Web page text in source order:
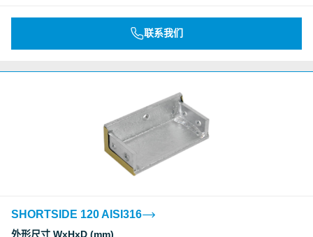
联系我们
SHORTSIDE 120 AISI316
外形尺寸 WxHxD (mm)